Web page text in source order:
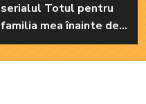
serialul Totul pentru
familia mea înainte de a
recurge la operațiile
estetice! Iată ce